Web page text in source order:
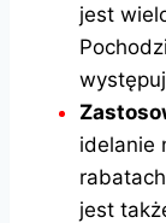
jest
idelanie
jest